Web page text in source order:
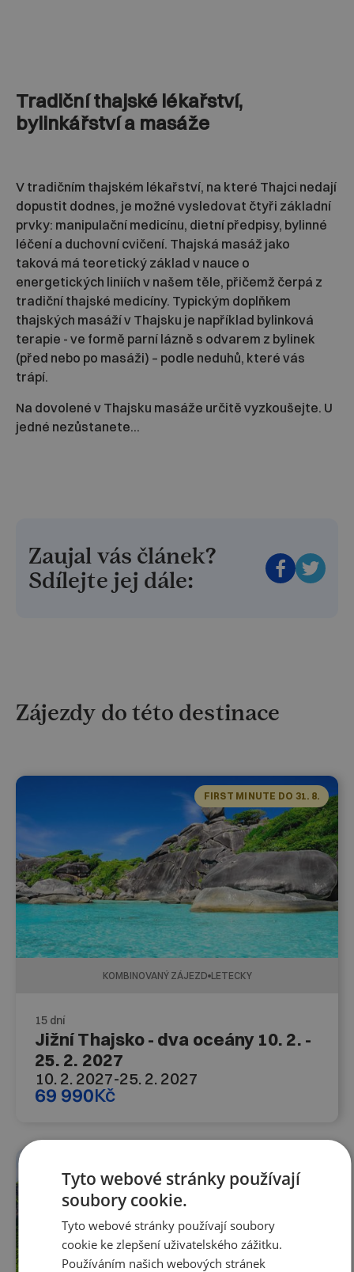
Tradiční thajské lékařství,
bylinkářství a masáže
V tradičním thajském lékařství, na které Thajci nedají
dopustit dodnes, je možné vysledovat čtyři základní
prvky: manipulační medicínu, dietní předpisy, bylinné
léčení a duchovní cvičení. Thajská masáž jako
taková má teoretický základ v nauce o
energetických liniích v našem těle, přičemž čerpá z
tradiční thajské medicíny. Typickým doplňkem
thajských masáží v Thajsku je například bylinková
terapie - ve formě parní lázně s odvarem z bylinek
(před nebo po masáži) – podle neduhů, které vás
trápí.
Na dovolené v Thajsku masáže určitě vyzkoušejte. U
jedné nezůstanete...
Zaujal vás článek?
Sdílejte jej dále:
Zájezdy do této destinace
FIRST MINUTE DO 31. 8.
KOMBINOVANÝ ZÁJEZD LETECKY
15 dní
Jižní Thajsko - dva oceány 10. 2. -
25. 2. 2027
10. 2. 2027-25. 2. 2027
69 990Kč
Tyto webové stránky používají
soubory cookie.
Tyto webové stránky používají soubory
cookie ke zlepšení uživatelského zážitku.
Používáním našich webových stránek